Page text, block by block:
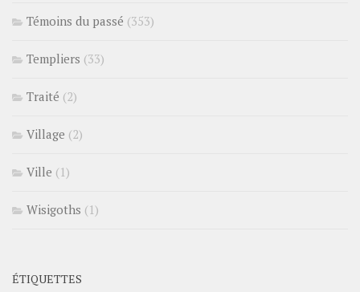
Témoins du passé (353)
Templiers (33)
Traité (2)
Village (2)
Ville (1)
Wisigoths (1)
ÉTIQUETTES